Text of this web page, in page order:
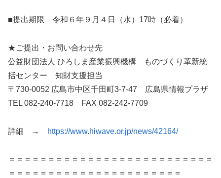
■提出期限 令和６年９月４日（水）17時（必着）
★ご提出・お問い合わせ先
公益財団法人 ひろしま産業振興機構 ものづくり革新統
括センター 知財支援担当
〒730-0052 広島市中区千田町3-7-47 広島県情報プラザ
TEL 082-240-7718 FAX 082-242-7709
詳細 → https://www.hiwave.or.jp/news/42164/
＝＝＝＝＝＝＝＝＝＝＝＝＝＝＝＝＝＝＝＝＝＝＝＝＝＝
＝＝＝＝＝＝＝＝＝＝＝＝＝＝＝＝＝＝＝＝＝＝